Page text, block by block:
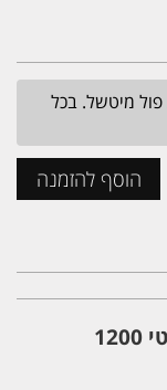
מיטשל. בכל
הוסף להזמנה
מחמם שעווה מונו נשלף פראנס ביוטי 1200